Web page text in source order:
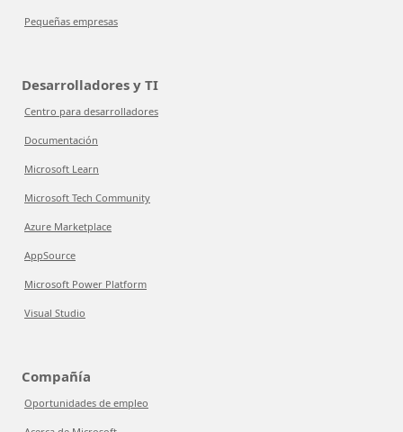
Pequeñas empresas
Desarrolladores y TI
Centro para desarrolladores
Documentación
Microsoft Learn
Microsoft Tech Community
Azure Marketplace
AppSource
Microsoft Power Platform
Visual Studio
Compañía
Oportunidades de empleo